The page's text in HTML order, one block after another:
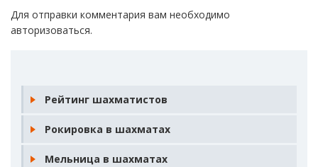
Для отправки комментария вам необходимо
авторизоваться.
Рейтинг шахматистов
Рокировка в шахматах
Мельница в шахматах